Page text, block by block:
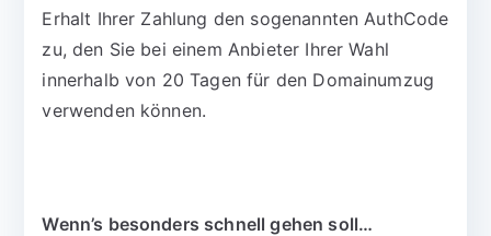
Erhalt Ihrer Zahlung den sogenannten AuthCode
zu, den Sie bei einem Anbieter Ihrer Wahl
innerhalb von 20 Tagen für den Domainumzug
verwenden können.
Wenn’s besonders schnell gehen soll…